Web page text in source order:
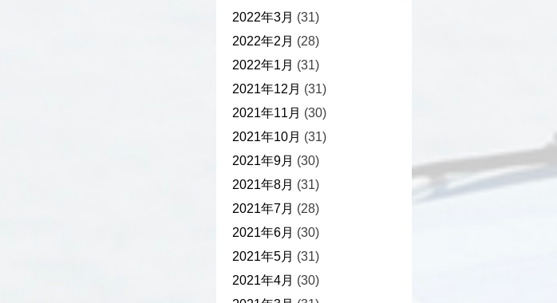
2022年3月 (31)
2022年2月 (28)
2022年1月 (31)
2021年12月 (31)
2021年11月 (30)
2021年10月 (31)
2021年9月 (30)
2021年8月 (31)
2021年7月 (28)
2021年6月 (30)
2021年5月 (31)
2021年4月 (30)